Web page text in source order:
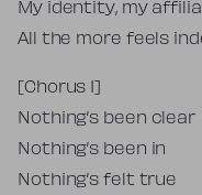
My identity, my
All the more feels
[Chorus 1]
Nothing’s been clear
Nothing’s been in
Nothing’s felt true